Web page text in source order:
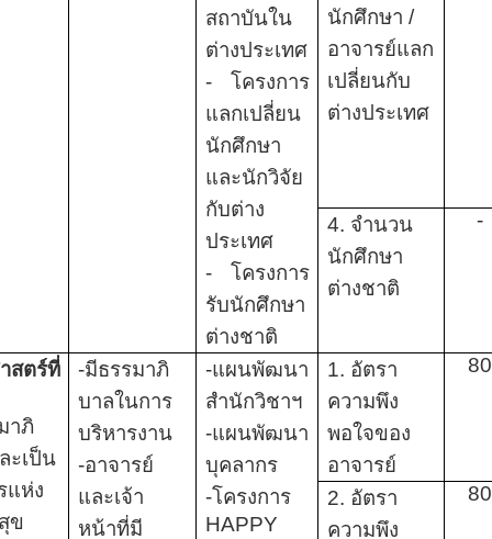
สถาบันใน
ต่างประเทศ
- โครงการ
แลกเปลี่ยน
นักศึกษา
และนักวิจัย
กับต่าง
ประเทศ
- โครงการ
รับนักศึกษา
ต่างชาติ
นักศึกษา /
อาจารย์แลก
เปลี่ยนกับ
ต่างประเทศ
4. จำนวน
นักศึกษา
ต่างชาติ
-
สตร์ที่
าภิ
ะเป็น
แห่ง
ข
-มีธรรมาภิ
บาลในการ
บริหารงาน
-อาจารย์
และเจ้า
หน้าที่มี
-แผนพัฒนา
สำนักวิชาฯ
-แผนพัฒนา
บุคลากร
-โครงการ
HAPPY
1. อัตรา
ความพึง
พอใจของ
อาจารย์
80
2. อัตรา
ความพึง
80